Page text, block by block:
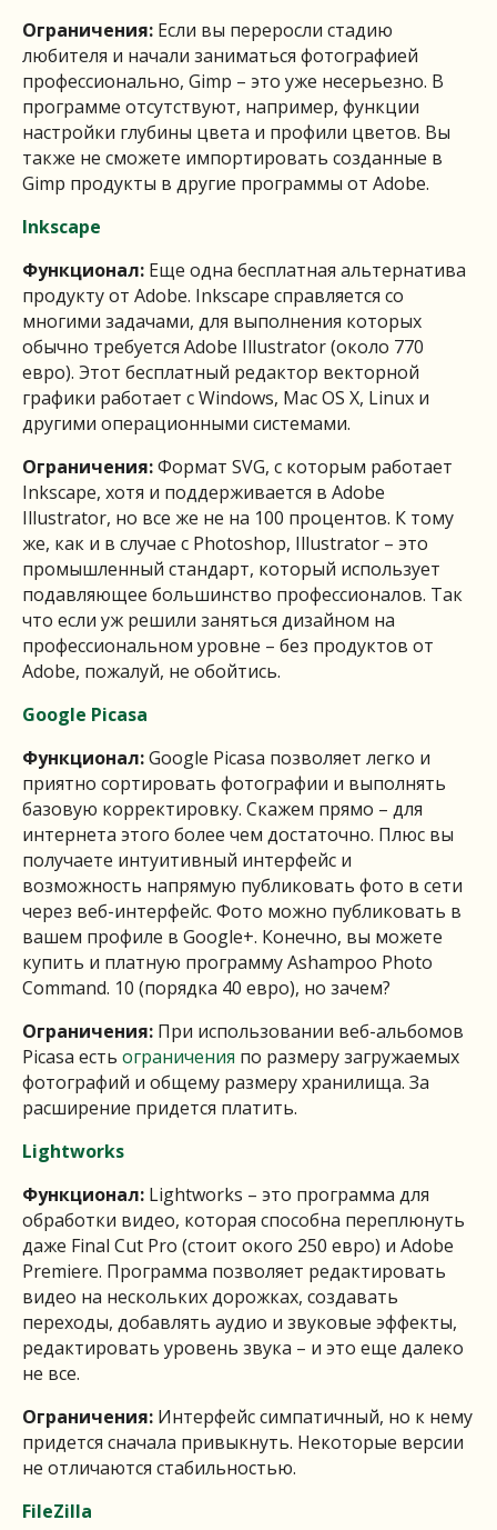
Ограничения: Если вы переросли стадию
любителя и начали заниматься фотографией
профессионально, Gimp – это уже несерьезно. В
программе отсутствуют, например, функции
настройки глубины цвета и профили цветов. Вы
также не сможете импортировать созданные в
Gimp продукты в другие программы от Adobe.
Inkscape
Функционал: Еще одна бесплатная альтернатива
продукту от Adobe. Inkscape справляется со
многими задачами, для выполнения которых
обычно требуется Adobe Illustrator (около 770
евро). Этот бесплатный редактор векторной
графики работает с Windows, Mac OS X, Linux и
другими операционными системами.
Ограничения:Формат SVG, с которым работает
Inkscape, хотя и поддерживается в Adobe
Illustrator, но все же не на 100 процентов. К тому
же, как и в случае с Photoshop, Illustrator – это
промышленный стандарт, который использует
подавляющее большинство профессионалов. Так
что если уж решили заняться дизайном на
профессиональном уровне – без продуктов от
Adobe, пожалуй, не обойтись.
Google Picasa
Функционал:Google Picasa позволяет легко и
приятно сортировать фотографии и выполнять
базовую корректировку. Скажем прямо – для
интернета этого более чем достаточно. Плюс вы
получаете интуитивный интерфейс и
возможность напрямую публиковать фото в сети
через веб-интерфейс. Фото можно публиковать в
вашем профиле в Google+. Конечно, вы можете
купить и платную программу Ashampoo Photo
Command. 10 (порядка 40 евро), но зачем?
Ограничения: При использовании веб-альбомов
Picasa есть ограничения по размеру загружаемых
фотографий и общему размеру хранилища. За
расширение придется платить.
Lightworks
Функционал: Lightworks – это программа для
обработки видео, которая способна переплюнуть
даже Final Cut Pro (стоит окого 250 евро) и Adobe
Premiere. Программа позволяет редактировать
видео на нескольких дорожках, создавать
переходы, добавлять аудио и звуковые эффекты,
редактировать уровень звука – и это еще далеко
не все.
Ограничения: Интерфейс симпатичный, но к нему
придется сначала привыкнуть. Некоторые версии
не отличаются стабильностью.
FileZilla